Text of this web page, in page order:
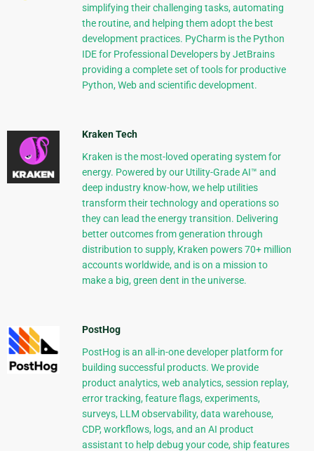
simplifying their challenging tasks, automating
the routine, and helping them adopt the best
development practices. PyCharm is the Python
IDE for Professional Developers by JetBrains
providing a complete set of tools for productive
Python, Web and scientific development.
Kraken Tech
Kraken is the most-loved operating system for
energy. Powered by our Utility-Grade AI™ and
deep industry know-how, we help utilities
transform their technology and operations so
they can lead the energy transition. Delivering
better outcomes from generation through
distribution to supply, Kraken powers 70+ million
accounts worldwide, and is on a mission to
make a big, green dent in the universe.
PostHog
PostHog is an all-in-one developer platform for
building successful products. We provide
product analytics, web analytics, session replay,
error tracking, feature flags, experiments,
surveys, LLM observability, data warehouse,
CDP, workflows, logs, and an AI product
assistant to help debug your code, ship features